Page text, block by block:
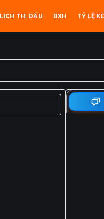
LỊCH THI ĐẤU BXH TỶ LỆ